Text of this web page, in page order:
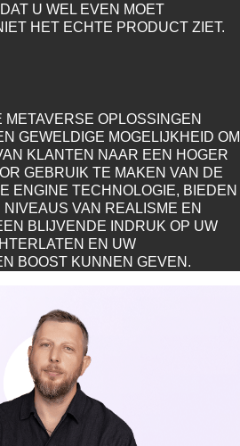
U WEL EVEN MOET
HET ECHTE PRODUCT ZIET.
OPLOSSINGEN
GEWELDIGE MOGELIJKHEID OM
KLANTEN NAAR EEN HOGER
GEBRUIK TE MAKEN VAN DE
ENGINE TECHNOLOGIE, BIEDEN
VAN REALISME EN
BLIJVENDE INDRUK OP UW
EN UW
BOOST KUNNEN GEVEN.